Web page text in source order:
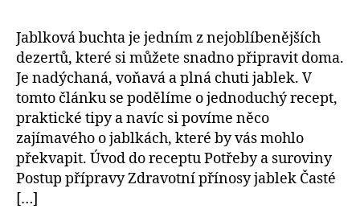
Jablková buchta je jedním z nejoblíbenějších
dezertů, které si můžete snadno připravit doma.
Je nadýchaná, voňavá a plná chuti jablek. V
tomto článku se podělíme o jednoduchý recept,
praktické tipy a navíc si povíme něco
zajímavého o jablkách, které by vás mohlo
překvapit. Úvod do receptu Potřeby a suroviny
Postup přípravy Zdravotní přínosy jablek Časté
[…]